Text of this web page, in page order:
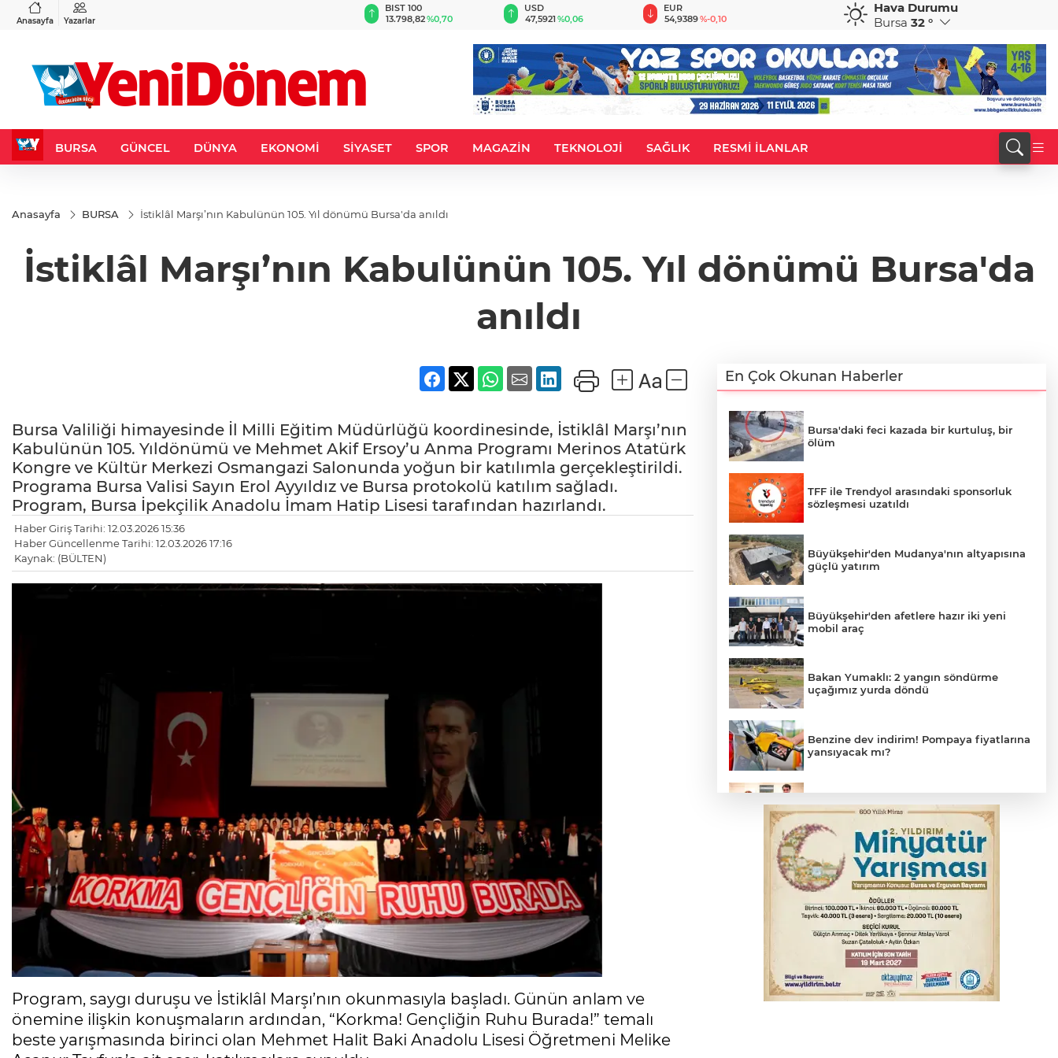
Anasayfa Yazarlar
%0,37
BIST 100
13.798,82%0,70
USD
47,5921%0,06
EUR
54,9389%-0,10 %0,14
CHF
58,5605
Hava Durumu
Bursa 32 °
BURSA GÜNCEL DÜNYA EKONOMİ SİYASET SPOR MAGAZİN TEKNOLOJİ SAĞLIK RESMİ İLANLAR
Anasayfa BURSA İstiklâl Marşı’nın Kabulünün 105. Yıl dönümü Bursa'da anıldı
İstiklâl Marşı’nın Kabulünün 105. Yıl dönümü Bursa'da
anıldı
Bursa Valiliği himayesinde İl Milli Eğitim Müdürlüğü koordinesinde, İstiklâl Marşı’nın
Kabulünün 105. Yıldönümü ve Mehmet Akif Ersoy’u Anma Programı Merinos Atatürk
Kongre ve Kültür Merkezi Osmangazi Salonunda yoğun bir katılımla gerçekleştirildi.
Programa Bursa Valisi Sayın Erol Ayyıldız ve Bursa protokolü katılım sağladı.
Program, Bursa İpekçilik Anadolu İmam Hatip Lisesi tarafından hazırlandı.
Haber Giriş Tarihi: 12.03.2026 15:36
Haber Güncellenme Tarihi: 12.03.2026 17:16
Kaynak: (BÜLTEN)
Program, saygı duruşu ve İstiklâl Marşı’nın okunmasıyla başladı. Günün anlam ve
önemine ilişkin konuşmaların ardından, “Korkma! Gençliğin Ruhu Burada!” temalı
beste yarışmasında birinci olan Mehmet Halit Baki Anadolu Lisesi Öğretmeni Melike
En Çok Okunan Haberler
Bursa'daki feci kazada bir kurtuluş, bir
ölüm
TFF ile Trendyol arasındaki sponsorluk
sözleşmesi uzatıldı
Büyükşehir'den Mudanya'nın altyapısına
güçlü yatırım
Büyükşehir'den afetlere hazır iki yeni
mobil araç
Bakan Yumaklı: 2 yangın söndürme
uçağımız yurda döndü
Benzine dev indirim! Pompaya fiyatlarına
yansıyacak mı?
bir araya geldi
Bursa'da alkollü sürücü mahalleyi savaş
alanına çevirdi
Serbest piyasada altın fiyatları...
Serbest piyasada döviz fiyatları